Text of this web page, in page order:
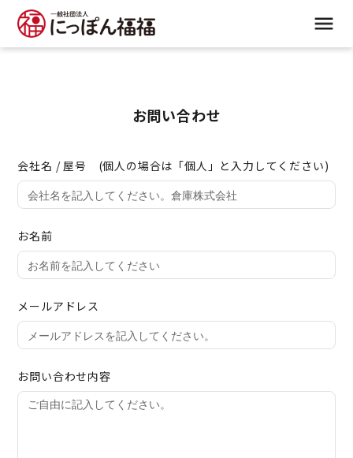
お問い合わせ
会社名 / 屋号 (個人の場合は「個人」と入力してください)
お名前
メールアドレス
お問い合わせ内容